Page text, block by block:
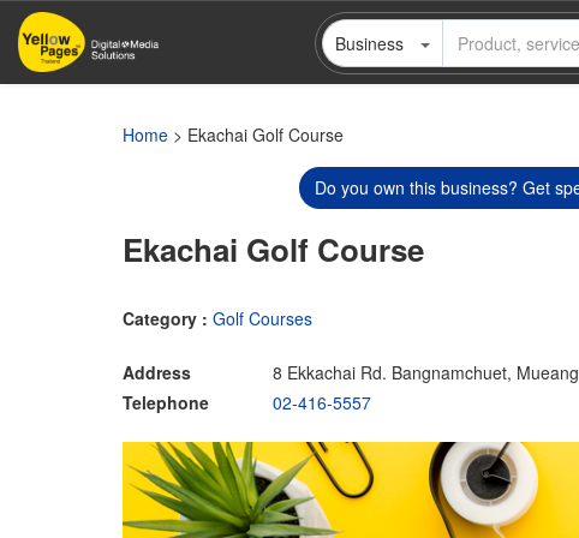
Skip
main
Business
Home > Ekachai Golf Course
Do you own this business? Get
Ekachai Golf Course
Category : Golf Courses
Address
8 Ekkachai Rd. Bangnamchuet,
Telephone
02-416-5557